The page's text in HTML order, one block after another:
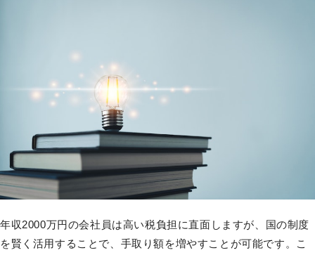
年収2000万円の会社員は高い税負担に直面しますが、国の制度
を賢く活用することで、手取り額を増やすことが可能です。こ